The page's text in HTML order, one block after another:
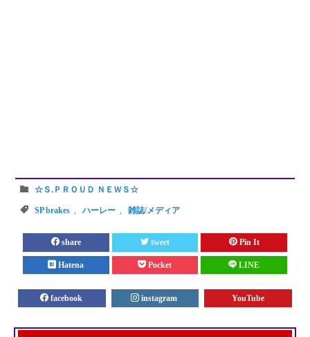
☆Ｓ.ＰＲＯＵＤ ＮＥＷＳ☆
SP brakes , ハーレー , 雑誌/メディア
share tweet Pin It
Hatena Pocket LINE
facebook instagram YouTube